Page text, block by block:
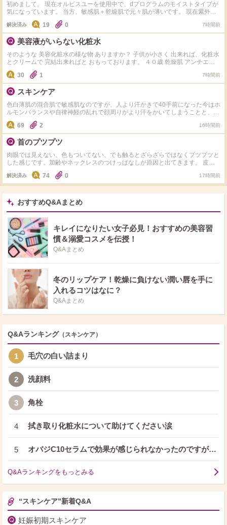
初めまして。 現在オルビスユーを使用中で、dプログラムのモイストタイプが
気になっています。 当方、敏感肌＋乾燥肌で元々肌が薄いです。 現在紫外線
の影響で肌表面のキメが乱れ透明感も低下中。 オルビスユーを使っていて大
きな不満はないのですが、若干てかりや表面のべたっとした感じが気になるか
なぁ。という感じです。 dプログラムはサンプルをいただき使用したところ、
オルビスユーに比べるとなんとなく肌がふっくらして、でもベタつかず潤って
る…かなぁ。という感想でした。 どちらも使ったことがあるという方がいた
ら、おすすめポイントなど教えていただけると嬉しいです。
解決済み 19 0 7時間前
美容液がいらない化粧水
そのような 美容化粧水の様な物 ありますか？ 子供が小さく 出来れば、化粧水
とクリームで 完結出来ればと おもっております。 ４０歳 乾燥肌 アンチエイ
30 1 7時間前
スキンケア
色白薄肌の混合肌で敏感肌なのですが、人より汗かきで40手前になった今はホ
ルモンバランスや自律神経の乱れで顔周りがより汗をかいてしまうことと、毎
日のエアコンで内側が乾いている感じがします。同じような方いましたらどの
ようなスキンケアをしているか教えて下さい。今はちふれの水色のパッケージ
の美白タイプの化粧水とヒト型セラミドのクリームでスキンケアしてます。か
なり敏感肌でキュレルやdプロやノブやミノンなど有名な敏感肌用のスキンケ
アは色々使ってみましたが肌荒れが起きてしまい合わなかった為なかなか新し
い物にチャレンジする勇気が出ないです。
69 2 16時間前
首のプツプツ
肉眼では見えない、色もついてない、でも触るとざらざらではなくプツプツと
した感じです。加齢やネックレスのつけっぱなしが原因と出てきます。 皮膚
科へ行こうと思っていますが、同じような方、市販ではどのようなケアをして
いるか教えてください。 わたしはいまのところ化粧水(クレド)とクリーム(ア
ンブリオリス)＋朝なら日焼け止めという感じにしていて特別なケアはしてい
ないため、プツプツ特化？のケアがあれば教えてください。
解決済み 74 0 17時間前
おすすめQ&Aまとめ
キレイになりたい女子必見！おすすめの美容習
慣＆溺愛コスメを伝授！
Q&Aまとめ
冬のリップケア！乾燥に負けない潤い唇を手に
入れるコツはなに？
Q&Aまとめ
Q&Aランキング （スキンケア）
1 毛穴の白い詰まり
2 洗顔料
3 角栓
4 拭き取り化粧水について助けてください涙
5 オバジC10セラムで効果が感じられなかったのですが…
Q&Aランキングをもっとみる
“スキンケア”新着Q&A
妊娠初期スキンケア